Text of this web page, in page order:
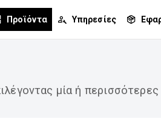
Προϊόντα Υπηρεσίες
μία ή